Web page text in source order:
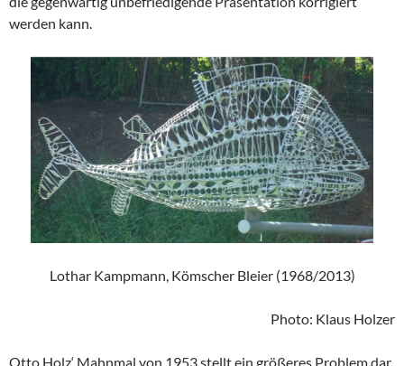
werden kann.
Lothar Kampmann, Kömscher Bleier (1968/2013)
Photo: Klaus Holzer
Otto Holz‘ Mahnmal von 1953 stellt ein größeres Problem dar.